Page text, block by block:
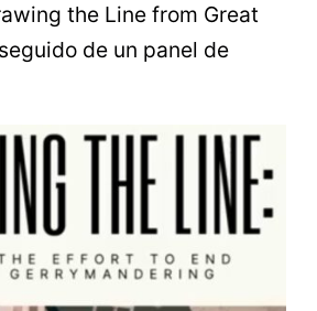
the Line from Great
de un panel de